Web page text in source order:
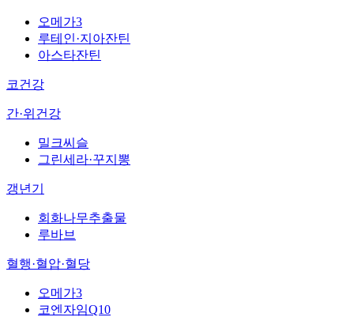
오메가3
루테인·지아잔틴
아스타잔틴
코건강
간·위건강
밀크씨슬
그린세라·꾸지뽕
갱년기
회화나무추출물
루바브
혈행·혈압·혈당
오메가3
코엔자임Q10